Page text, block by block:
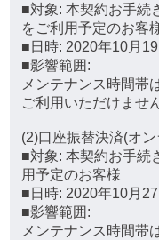
■対象: 本契約お手続
をご利用予定のお客
■日時: 2020年10月
■影響範囲:
メンテナンス時間帯
ご利用いただけませ
(2)口座振替決済(オン
■対象: 本契約お手続
用予定のお客様
■日時: 2020年10月
■影響範囲:
メンテナンス時間帯